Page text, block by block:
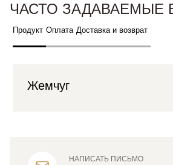
НАПИСАТЬ ПИСЬМО
ЧАСТО ЗАДАВАЕМЫЕ
Продукт Оплата Доставка и возврат
Жемчуг